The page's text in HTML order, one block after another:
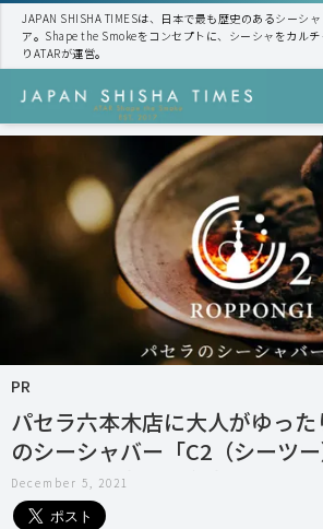
JAPAN SHISHA TIMESは、日本で最も歴史のあるシーシ
ア。Shape the Smokeをコンセプトに、シーシャをカルチ
りATARが運営。
PR
パセラ六本木店に大人がゆった
のシーシャバー「C2（シーツ
ン！非喫煙者・初心者にも、安
新しいチル体験を提供
December 5, 2021